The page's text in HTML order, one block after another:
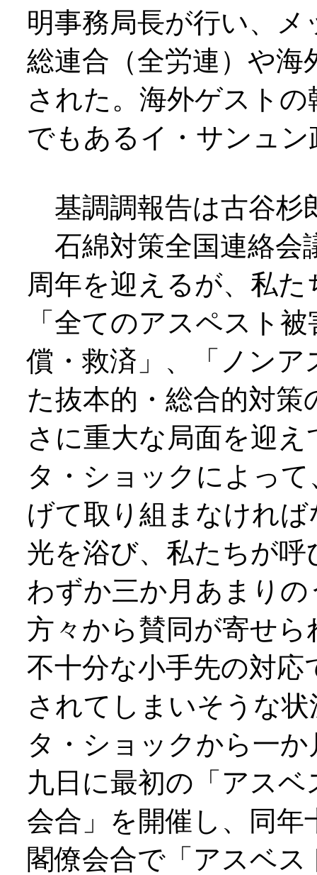
明事務局長が行い、
総連合（全労連）や
された。海外ゲスト
でもあるイ・サンュ
基調調報告は古谷杉
石綿対策全国連絡会
周年を迎えるが、私
「全てのアスペスト
償・救済」、「ノン
た抜本的・総合的対
さに重大な局面を迎
タ・ショックによっ
げて取り組まなけれ
光を浴び、私たちが
わずか三か月あまり
方々から賛同が寄せ
不十分な小手先の対
されてしまいそうな
タ・ショックから一
九日に最初の「アス
会合」を開催し、同年
閣僚会合で「アスベ